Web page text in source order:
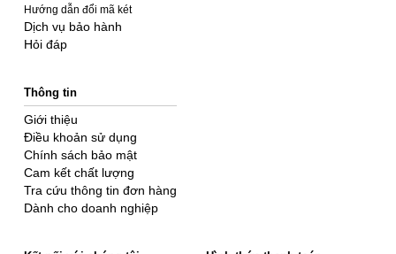
Hướng dẫn đổi mã két
Dịch vụ bảo hành
Hỏi đáp
Thông tin
Giới thiệu
Điều khoản sử dụng
Chính sách bảo mật
Cam kết chất lượng
Tra cứu thông tin đơn hàng
Dành cho doanh nghiệp